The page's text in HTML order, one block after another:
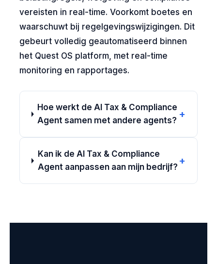
vereisten in real-time. Voorkomt boetes en
waarschuwt bij regelgevingswijzigingen. Dit
gebeurt volledig geautomatiseerd binnen
het Quest OS platform, met real-time
monitoring en rapportages.
Hoe werkt de AI Tax & Compliance
Agent samen met andere agents?
+
Kan ik de AI Tax & Compliance
Agent aanpassen aan mijn bedrijf?
+